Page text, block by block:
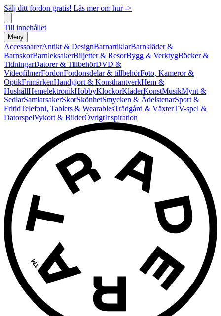
Sälj ditt fordon gratis! Läs mer om hur ->
Till innehållet
Meny
AccessoarerAntikt & DesignBarnartiklarBarnkläder &
BarnskorBarnleksakerBiljetter & ResorBygg & VerktygBöcker &
TidningarDatorer & TillbehörDVD &
VideofilmerFordonFordonsdelar & tillbehörFoto, Kameror &
OptikFrimärkenHandgjort & KonsthantverkHem &
HushållHemelektronikHobbyKlockorKläderKonstMusikMynt &
SedlarSamlarsakerSkorSkönhetSmycken & ÄdelstenarSport &
FritidTelefoni, Tablets & WearablesTrädgård & VäxterTV-spel &
DatorspelVykort & BilderÖvrigtInspiration